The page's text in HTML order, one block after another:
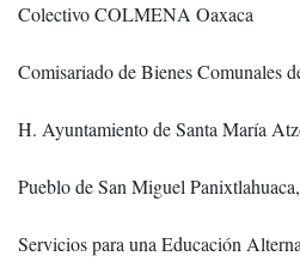
Colectivo COLMENA Oaxaca
Comisariado de Bienes Comunales
H. Ayuntamiento de Santa María
Pueblo de San Miguel
Servicios para una Educación